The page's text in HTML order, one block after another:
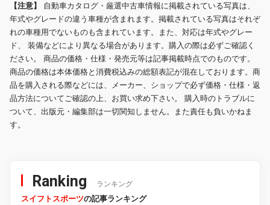
【注意】 自動車カタログ・厳選中古車情報に掲載されている写真は、
年式やグレードの違う車種が含まれます。掲載されている写真はそれぞ
れの車種用でないものも含まれています。また、対応は年式やグレー
ド、 装備などにより異なる場合があります。購入の際は必ずご確認く
ださい。 商品の価格・仕様・発売元等は記事掲載時点でのものです。
商品の価格は本体価格と消費税込みの総額表記が混在しております。商
品を購入される際などには、メーカー、ショップで必ず価格・仕様・返
品方法についてご確認の上、お買い求め下さい。 購入時のトラブルに
ついて、出版元・編集部は一切関知しません。また責任も負いかねま
す。
Ranking ランキング
スイフトスポーツの記事ランキング